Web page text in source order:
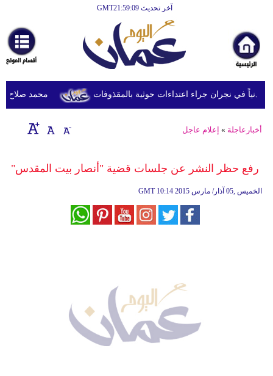
آخر تحديث GMT21:59:09
أخبارعاجلة
رياضة
ثقافة
إقتصاد
وموسيقى
محمد صلاح يصل
أخبارعاجلة » إعلام عاجل
رفع حظر النشر عن جلسات قضية "أنصار بيت المقدس"
GMT 10:14 2015 الخميس ,05 آذار/ مارس